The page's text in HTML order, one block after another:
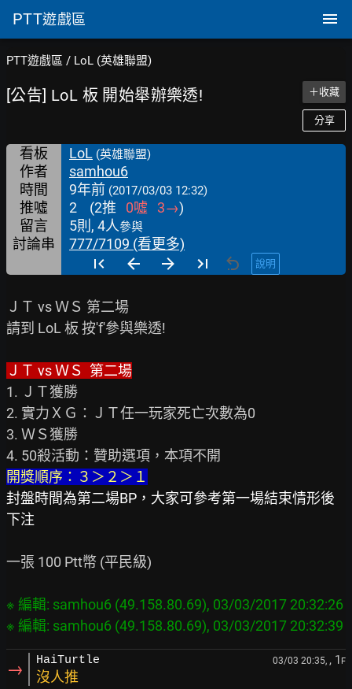
PTT遊戲區
PTT遊戲區 / LoL (英雄聯盟)
[公告] LoL 板 開始舉辦樂透! ＋收藏
分享
看板 LoL (英雄聯盟)
作者
samhou6
時間
9年前 (2017/03/03 12:32)
推噓 2 (2推 0噓 3→)
留言
5則, 4人參與
討論串 777/7109 (看更多)
說明
ＪＴ vs ＷＳ 第二場
請到 LoL 板 按'f'參與樂透!
ＪＴ vs ＷＳ  第二場
1. ＪＴ獲勝
2. 實力ＸＧ：ＪＴ任一玩家死亡次數為0
3. ＷＳ獲勝
開獎順序：３＞２＞１
封盤時間為第二場BP，大家可參考第一場結束情形後
下注
一張 100 Ptt幣 (平民級)
※ 編輯: samhou6 (49.158.80.69), 03/03/2017 20:32:26
→ HaiTurtle 03/03 20:35, , 1 F
沒人推